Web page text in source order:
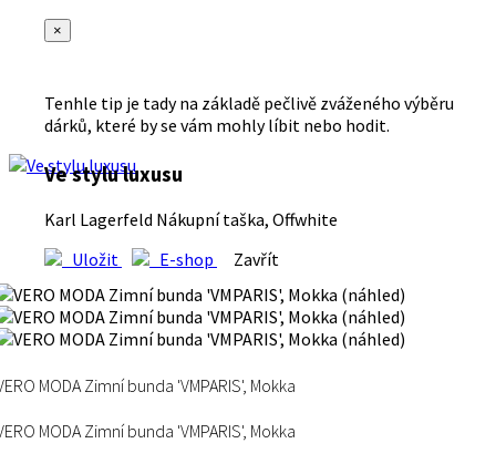
×
Tenhle tip je tady na základě pečlivě zváženého výběru
dárků, které by se vám mohly líbit nebo hodit.
Ve stylu luxusu
Karl Lagerfeld Nákupní taška, Offwhite
Uložit
E-shop Zavřít
MODA Zimní bunda 'VMPARIS', Mokka
MODA Zimní bunda 'VMPARIS', Mokka